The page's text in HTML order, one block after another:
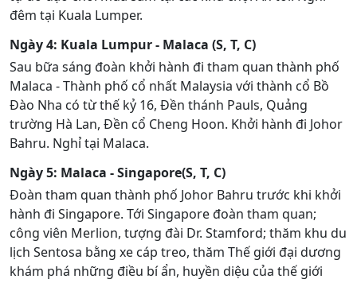
đêm tại Kuala Lumper.
Ngày 4: Kuala Lumpur - Malaca (S, T, C)
Sau bữa sáng đoàn khởi hành đi tham quan thành phố
Malaca - Thành phố cổ nhất Malaysia với thành cổ Bồ
Đào Nha có từ thế kỷ 16, Đền thánh Pauls, Quảng
trường Hà Lan, Đền cổ Cheng Hoon. Khởi hành đi Johor
Bahru. Nghỉ tại Malaca.
Ngày 5: Malaca - Singapore(S, T, C)
Đoàn tham quan thành phố Johor Bahru trước khi khởi
hành đi Singapore. Tới Singapore đoàn tham quan;
công viên Merlion, tượng đài Dr. Stamford; thăm khu du
lịch Sentosa bằng xe cáp treo, thăm Thế giới đại dương
khám phá những điều bí ẩn, huyền diệu của thế giới